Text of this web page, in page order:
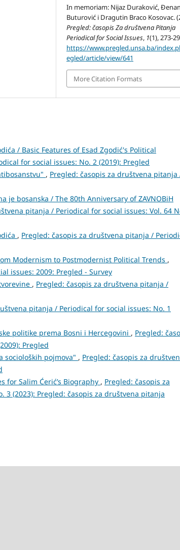
In memoriam: Nijaz Duraković,
Buturović i Dragutin Braco Kosovac.
Pregled: časopis Za društvena Pitanja
Periodical for Social Issues, 1(1), 273-
https://www.pregled.unsa.ba/
egled/article/view/641
More Citation Formats
/ Basic Features of Esad Zgodić's Political
for social issues: No. 2 (2019): Pregled
, Pregled: časopis za društvena pitanja
je bosanska / The 80th Anniversary of ZAVNOBiH
pitanja / Periodical for social issues: Vol. 64
, Pregled: časopis za društvena pitanja /
Modernism to Postmodernist Political Trends ,
issues: 2009: Pregled - Survey
, Pregled: časopis za društvena pitanja /
pitanja / Periodical for social issues: No. 1
politike prema Bosni i Hercegovini , Pregled:
Pregled
socioloških pojmova" , Pregled: časopis za
for Salim Ćerić’s Biography , Pregled: časopis za
3 (2023): Pregled: časopis za društvena pitanja